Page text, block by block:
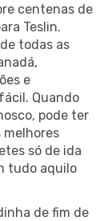
centenas de
Teslin.
todas as
e
Quando
pode ter
só de ida
tudo aquilo
de fim de